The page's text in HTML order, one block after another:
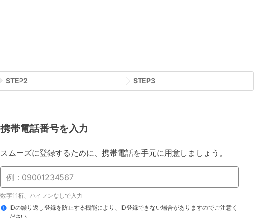
STEP2 STEP3
携帯電話番号を入力
スムーズに登録するために、携帯電話を手元に用意しましょう。
数字11桁、ハイフンなしで入力
IDの繰り返し登録を防止する機能により、ID登録できない場合がありますのでご注意く
ださい。